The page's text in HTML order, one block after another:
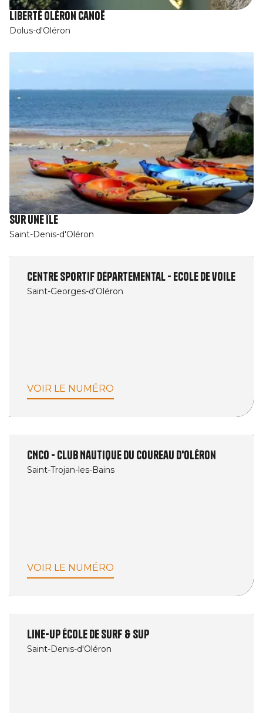
Liberté Oléron Canoë
Dolus-d'Oléron
Sur une île
Saint-Denis-d'Oléron
Centre sportif départemental - Ecole de voile
Saint-Georges-d'Oléron
VOIR LE NUMÉRO
CNCO - Club Nautique du Coureau d'Oléron
Saint-Trojan-les-Bains
VOIR LE NUMÉRO
Line-Up école de surf & SUP
Saint-Denis-d'Oléron